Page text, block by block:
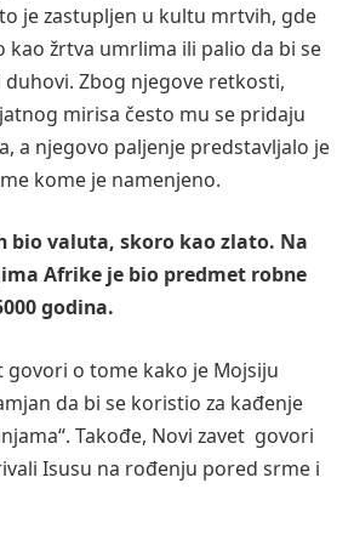
je zastupljen u kultu mrtvih, gde
kao žrtva umrlima ili palio da bi se
Zbog njegove retkosti,
mirisa često mu se pridaju
a njegovo paljenje predstavljalo je
kome je namenjeno.
bio valuta, skoro kao zlato. Na
Afrike je bio predmet robne
godina.
govori o tome kako je Mojsiju
da bi se koristio za kađenje
Takođe, Novi zavet govori
Isusu na rođenju pored srme i